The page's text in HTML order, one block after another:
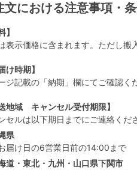
文における注意事項・
】
表示価格に含まれます。ただし搬
け時期】
ジ記載の「納期」欄にてご確認く
送地域 キャンセル受付期限】
セルは以下期日までにご連絡くだ
県
届け日の6営業日前の14:00まで
道・東北・九州・山口県下関市